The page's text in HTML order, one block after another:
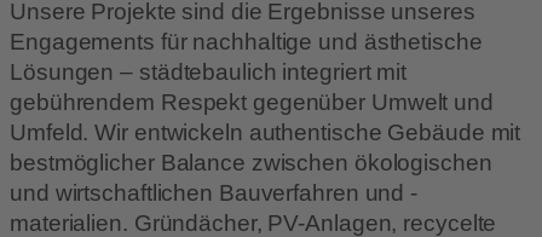
Unsere Projekte sind die Ergebnisse unseres
Engagements für nachhaltige und ästhetische
Lösungen – städtebaulich integriert mit
gebührendem Respekt gegenüber Umwelt und
Umfeld. Wir entwickeln authentische Gebäude mit
bestmöglicher Balance zwischen ökologischen
und wirtschaftlichen Bauverfahren und -
materialien. Gründächer, PV-Anlagen, recycelte